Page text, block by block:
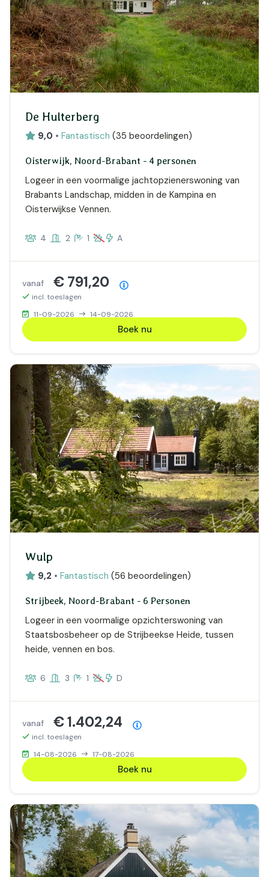
De Hulterberg
9,0 • Fantastisch (35 beoordelingen)
Oisterwijk, Noord-Brabant - 4 personen
Logeer in een voormalige jachtopzienerswoning van
Brabants Landschap, midden in de Kampina en
Oisterwijkse Vennen.
4 2 1 A
vanaf € 791,20
incl. toeslagen
11-09-2026
14-09-2026
Boek nu
Wulp
9,2 • Fantastisch (56 beoordelingen)
Strijbeek, Noord-Brabant - 6 Personen
Logeer in een voormalige opzichterswoning van
Staatsbosbeheer op de Strijbeekse Heide, tussen
heide, vennen en bos.
6 3 1 D
vanaf € 1.402,24
incl. toeslagen
14-08-2026
17-08-2026
Boek nu